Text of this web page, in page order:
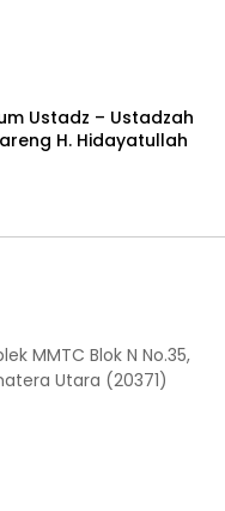
Ustadz – Ustadzah
H. Hidayatullah
MMTC Blok N No.35,
Utara (20371)